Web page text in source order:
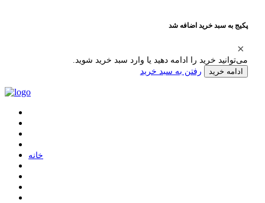
پکیج به سبد خرید اضافه شد
می‌توانید خرید را ادامه دهید یا وارد سبد خرید شوید.
ادامه خرید رفتن به سبد خرید
ﺧﺎﻧﻪ